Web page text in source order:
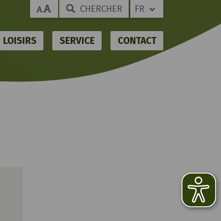
CHERCHER FR
LOISIRS SERVICE CONTACT